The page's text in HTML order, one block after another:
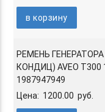
в корзину
РЕМЕНЬ ГЕНЕРАТОРА
КОНДИЦ) AVEO T300
1987947949
Цена: 1200.00 руб.